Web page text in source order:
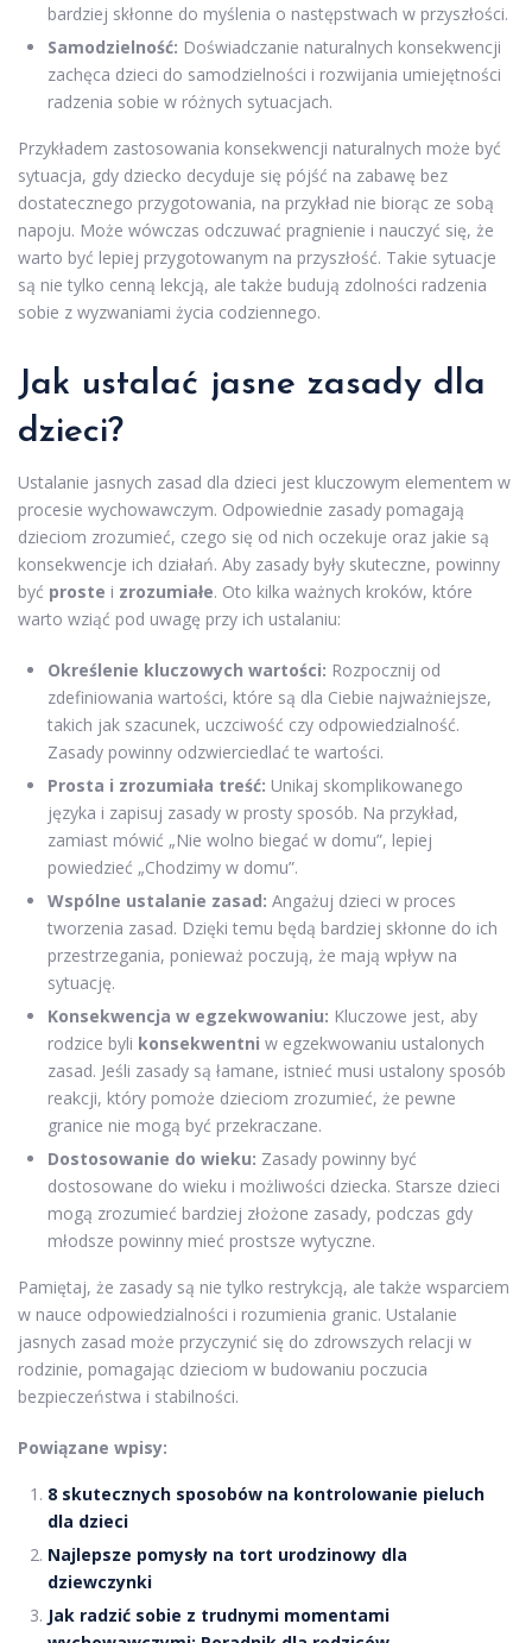
bardziej skłonne do myślenia o następstwach w przyszłości.
Samodzielność: Doświadczanie naturalnych konsekwencji
zachęca dzieci do samodzielności i rozwijania umiejętności
radzenia sobie w różnych sytuacjach.
Przykładem zastosowania konsekwencji naturalnych może być
sytuacja, gdy dziecko decyduje się pójść na zabawę bez
dostatecznego przygotowania, na przykład nie biorąc ze sobą
napoju. Może wówczas odczuwać pragnienie i nauczyć się, że
warto być lepiej przygotowanym na przyszłość. Takie sytuacje
są nie tylko cenną lekcją, ale także budują zdolności radzenia
sobie z wyzwaniami życia codziennego.
Jak ustalać jasne zasady dla
dzieci?
Ustalanie jasnych zasad dla dzieci jest kluczowym elementem w
procesie wychowawczym. Odpowiednie zasady pomagają
dzieciom zrozumieć, czego się od nich oczekuje oraz jakie są
konsekwencje ich działań. Aby zasady były skuteczne, powinny
być proste i zrozumiałe. Oto kilka ważnych kroków, które
warto wziąć pod uwagę przy ich ustalaniu:
Określenie kluczowych wartości: Rozpocznij od
zdefiniowania wartości, które są dla Ciebie najważniejsze,
takich jak szacunek, uczciwość czy odpowiedzialność.
Zasady powinny odzwierciedlać te wartości.
Prosta i zrozumiała treść: Unikaj skomplikowanego
języka i zapisuj zasady w prosty sposób. Na przykład,
zamiast mówić „Nie wolno biegać w domu”, lepiej
powiedzieć „Chodzimy w domu”.
Wspólne ustalanie zasad: Angażuj dzieci w proces
tworzenia zasad. Dzięki temu będą bardziej skłonne do ich
przestrzegania, ponieważ poczują, że mają wpływ na
sytuację.
Konsekwencja w egzekwowaniu: Kluczowe jest, aby
rodzice byli konsekwentni w egzekwowaniu ustalonych
zasad. Jeśli zasady są łamane, istnieć musi ustalony sposób
reakcji, który pomoże dzieciom zrozumieć, że pewne
granice nie mogą być przekraczane.
Dostosowanie do wieku: Zasady powinny być
dostosowane do wieku i możliwości dziecka. Starsze dzieci
mogą zrozumieć bardziej złożone zasady, podczas gdy
młodsze powinny mieć prostsze wytyczne.
Pamiętaj, że zasady są nie tylko restrykcją, ale także wsparciem
w nauce odpowiedzialności i rozumienia granic. Ustalanie
jasnych zasad może przyczynić się do zdrowszych relacji w
rodzinie, pomagając dzieciom w budowaniu poczucia
bezpieczeństwa i stabilności.
Powiązane wpisy:
8 skutecznych sposobów na kontrolowanie pieluch
dla dzieci
Najlepsze pomysły na tort urodzinowy dla
dziewczynki
Jak radzić sobie z trudnymi momentami